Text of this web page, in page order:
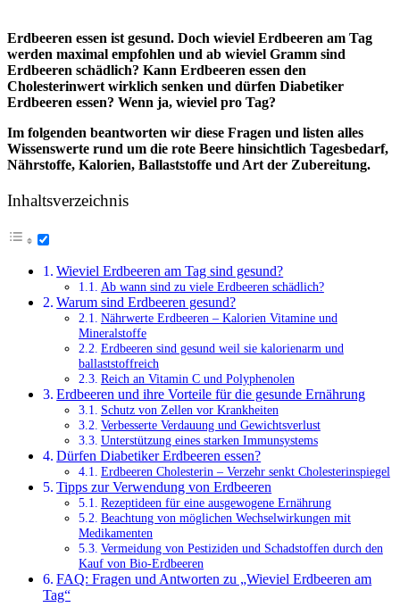
Erdbeeren essen ist gesund. Doch wieviel Erdbeeren am Tag
werden maximal empfohlen und ab wieviel Gramm sind
Erdbeeren schädlich? Kann Erdbeeren essen den
Cholesterinwert wirklich senken und dürfen Diabetiker
Erdbeeren essen? Wenn ja, wieviel pro Tag?
Im folgenden beantworten wir diese Fragen und listen alles
Wissenswerte rund um die rote Beere hinsichtlich Tagesbedarf,
Nährstoffe, Kalorien, Ballaststoffe und Art der Zubereitung.
Inhaltsverzeichnis
Wieviel Erdbeeren am Tag sind gesund?
Ab wann sind zu viele Erdbeeren schädlich?
Warum sind Erdbeeren gesund?
Nährwerte Erdbeeren – Kalorien Vitamine und
Mineralstoffe
Erdbeeren sind gesund weil sie kalorienarm und
ballaststoffreich
Reich an Vitamin C und Polyphenolen
Erdbeeren und ihre Vorteile für die gesunde Ernährung
Schutz von Zellen vor Krankheiten
Verbesserte Verdauung und Gewichtsverlust
Unterstützung eines starken Immunsystems
Dürfen Diabetiker Erdbeeren essen?
Erdbeeren Cholesterin – Verzehr senkt Cholesterinspiegel
Tipps zur Verwendung von Erdbeeren
Rezeptideen für eine ausgewogene Ernährung
Beachtung von möglichen Wechselwirkungen mit
Medikamenten
Vermeidung von Pestiziden und Schadstoffen durch den
Kauf von Bio-Erdbeeren
FAQ: Fragen und Antworten zu „Wieviel Erdbeeren am
Tag“